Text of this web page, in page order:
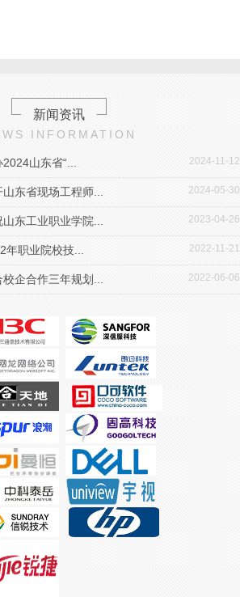
新闻资讯
INFORMATION
山东省“... 2024-11-12
东省现场工程师... 2024-05-30
东工业职业学院... 2023-04-26
年职业院校技... 2022-11-21
企合作三年规划... 2022-06-06